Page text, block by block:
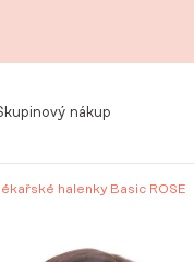
nákup
halenky Basic ROSE